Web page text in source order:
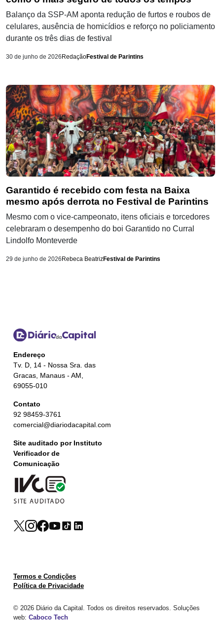
Balanço da SSP-AM aponta redução de furtos e roubos de
celulares, ausência de homicídios e reforço no policiamento
durante os três dias de festival
30 de junho de 2026 RedaçãoFestival de Parintins
Garantido é recebido com festa na Baixa
mesmo após derrota no Festival de Parintins
Mesmo com o vice-campeonato, itens oficiais e torcedores
celebraram o desempenho do boi Garantido no Curral
Lindolfo Monteverde
29 de junho de 2026 Rebeca BeatrizFestival de Parintins
Endereço
Tv. D, 14 - Nossa Sra. das
Gracas, Manaus - AM,
69055-010
Contato
92 98459-3761
comercial@diariodacapital.com
Site auditado por Instituto
Verificador de
Comunicação
© 2026 Diário da Capital. Todos os direitos reservados. Soluções
web: Caboco Tech
Termos e Condições
Política de Privacidade